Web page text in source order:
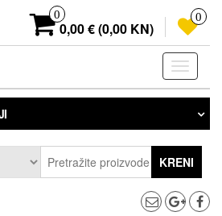
0
0,00 € (0,00 KN)
0
KRENI